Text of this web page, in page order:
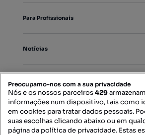
Para Profissionais
Notícias
Mapa do Site
Preocupamo-nos com a sua privacidade
Nós e os nossos parceiros429
informações num dispositivo, tais como
em cookies para tratar dados pessoais.
suas escolhas clicando abaixo ou em
página da política de privacidade. Estas